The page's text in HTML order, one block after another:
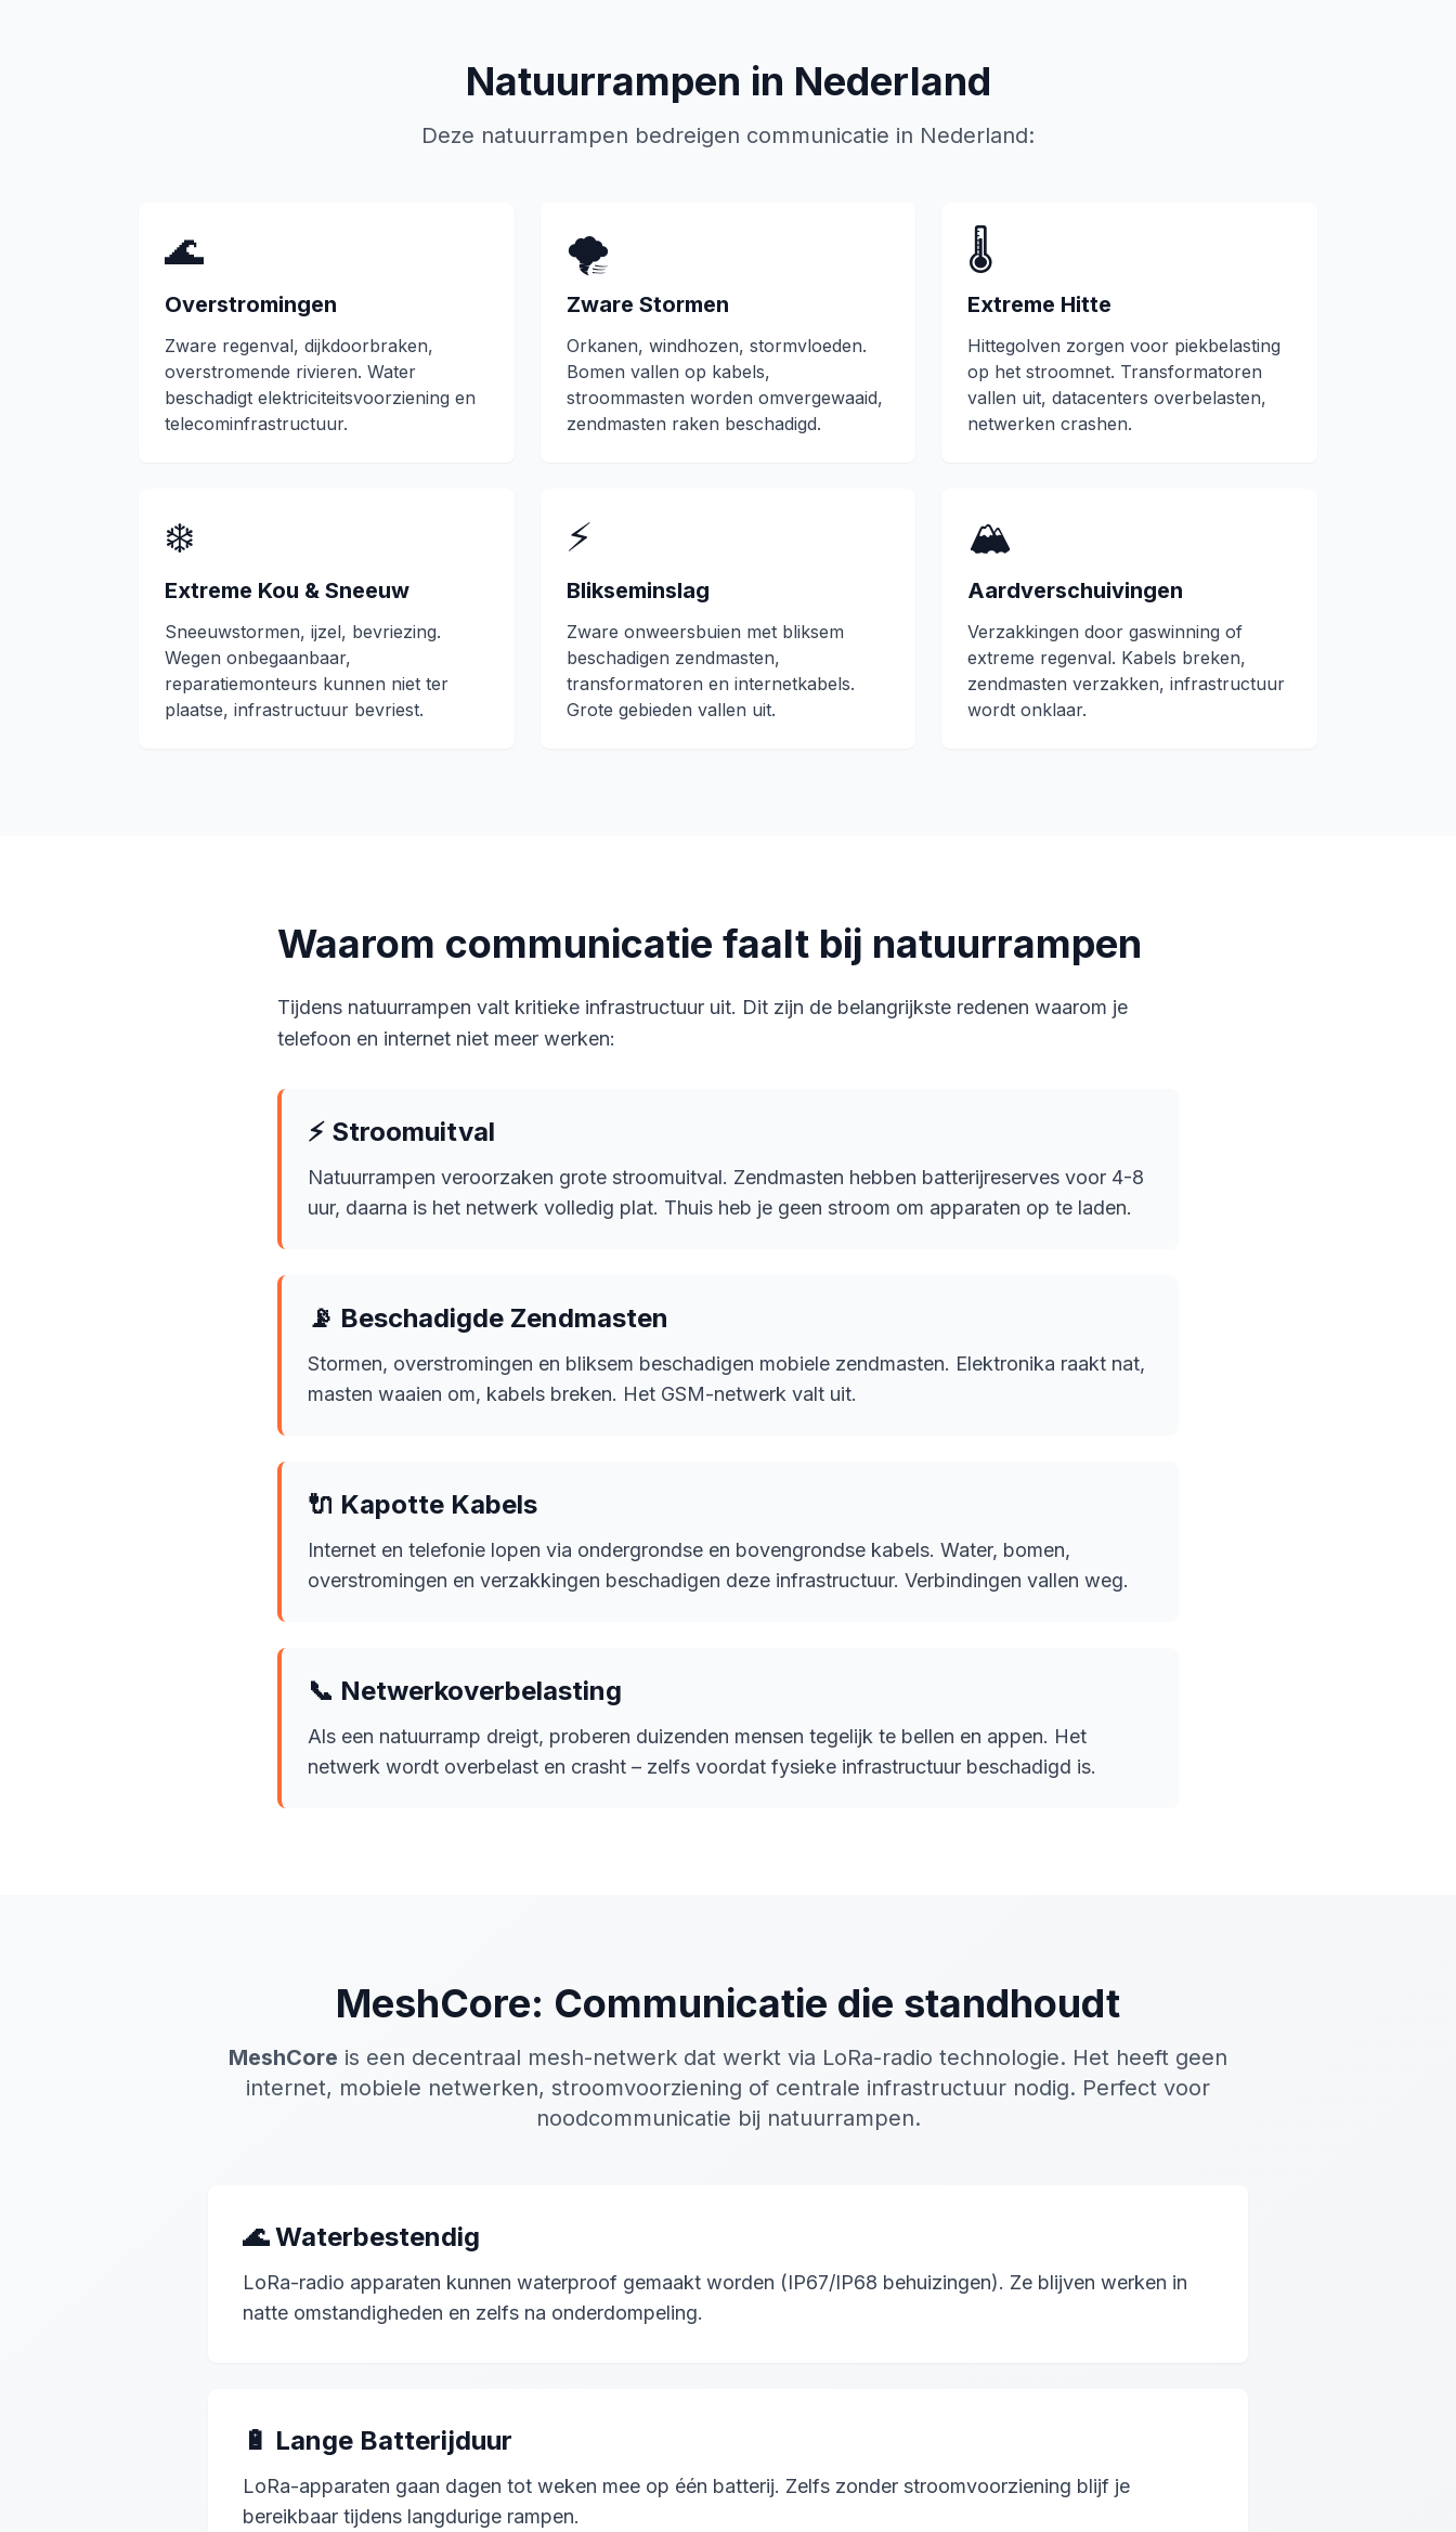
Natuurrampen in Nederland
Deze natuurrampen bedreigen communicatie in Nederland:
🌊
Overstromingen
Zware regenval, dijkdoorbraken,
overstromende rivieren. Water
beschadigt elektriciteitsvoorziening en
telecominfrastructuur.
🌪️
Zware Stormen
Orkanen, windhozen, stormvloeden.
Bomen vallen op kabels,
stroommasten worden omvergewaaid,
zendmasten raken beschadigd.
🌡️
Extreme Hitte
Hittegolven zorgen voor piekbelasting
op het stroomnet. Transformatoren
vallen uit, datacenters overbelasten,
netwerken crashen.
❄️
Extreme Kou & Sneeuw
Sneeuwstormen, ijzel, bevriezing.
Wegen onbegaanbaar,
reparatiemonteurs kunnen niet ter
plaatse, infrastructuur bevriest.
⚡
Blikseminslag
Zware onweersbuien met bliksem
beschadigen zendmasten,
transformatoren en internetkabels.
Grote gebieden vallen uit.
🏔️
Aardverschuivingen
Verzakkingen door gaswinning of
extreme regenval. Kabels breken,
zendmasten verzakken, infrastructuur
wordt onklaar.
Waarom communicatie faalt bij natuurrampen
Tijdens natuurrampen valt kritieke infrastructuur uit. Dit zijn de belangrijkste redenen waarom je
telefoon en internet niet meer werken:
⚡ Stroomuitval
Natuurrampen veroorzaken grote stroomuitval. Zendmasten hebben batterijreserves voor 4-8
uur, daarna is het netwerk volledig plat. Thuis heb je geen stroom om apparaten op te laden.
📡 Beschadigde Zendmasten
Stormen, overstromingen en bliksem beschadigen mobiele zendmasten. Elektronika raakt nat,
masten waaien om, kabels breken. Het GSM-netwerk valt uit.
🔌 Kapotte Kabels
Internet en telefonie lopen via ondergrondse en bovengrondse kabels. Water, bomen,
overstromingen en verzakkingen beschadigen deze infrastructuur. Verbindingen vallen weg.
📞 Netwerkoverbelasting
Als een natuurramp dreigt, proberen duizenden mensen tegelijk te bellen en appen. Het
netwerk wordt overbelast en crasht – zelfs voordat fysieke infrastructuur beschadigd is.
MeshCore: Communicatie die standhoudt
MeshCore is een decentraal mesh-netwerk dat werkt via LoRa-radio technologie. Het heeft geen
internet, mobiele netwerken, stroomvoorziening of centrale infrastructuur nodig. Perfect voor
noodcommunicatie bij natuurrampen.
🌊 Waterbestendig
LoRa-radio apparaten kunnen waterproof gemaakt worden (IP67/IP68 behuizingen). Ze blijven werken in
natte omstandigheden en zelfs na onderdompeling.
🔋 Lange Batterijduur
LoRa-apparaten gaan dagen tot weken mee op één batterij. Zelfs zonder stroomvoorziening blijf je
bereikbaar tijdens langdurige rampen.